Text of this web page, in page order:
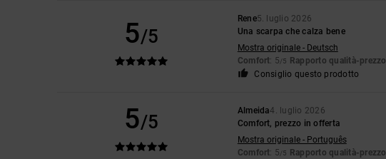
5/5
Rene5. luglio 2026
Una scarpa che calza bene
Mostra originale - Deutsch
Comfort: 5/5 Rapporto qualità-prezzo
Consiglio questo prodotto
5/5
Almeida4. luglio 2026
Comfort, prezzo in offerta
Mostra originale - Português
Comfort: 5/5 Rapporto qualità-prezzo